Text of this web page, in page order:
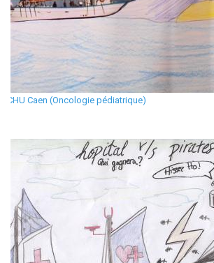
CHU Caen (Oncologie pédiatrique)